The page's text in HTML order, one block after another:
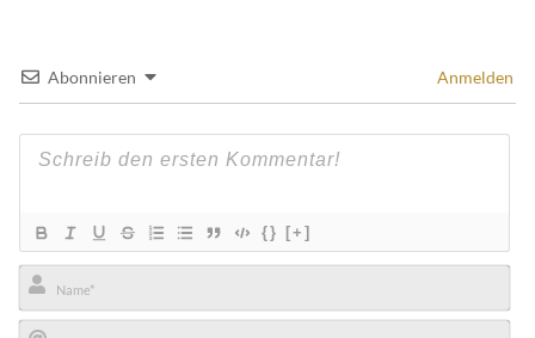
Abonnieren Anmelden
{} [+]
Name*